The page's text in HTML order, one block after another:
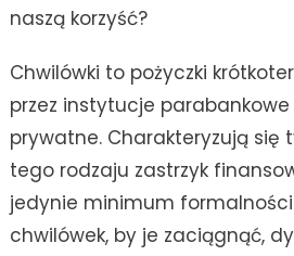
naszą korzyść?
Chwilówki to pożyczki
przez instytucje
prywatne. Charakteryzują się
tego rodzaju zastrzyk
jedynie minimum
chwilówek, by je zaciągnąć,